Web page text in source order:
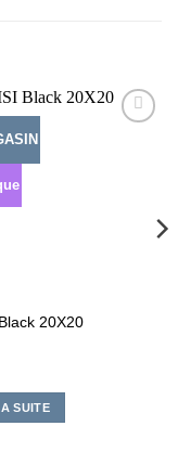
20X20
SUITE